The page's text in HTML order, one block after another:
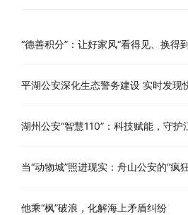
“德善积分”：让好家风“看得见、换得
平湖公安深化生态警务建设 实时发现
湖州公安“智慧110”：科技赋能，守护
当“动物城”照进现实：舟山公安的“疯
他乘“枫”破浪，化解海上矛盾纠纷